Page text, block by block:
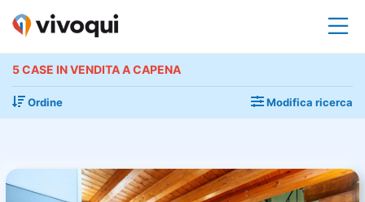
5 CASE IN VENDITA A CAPENA
Ordine Modifica ricerca